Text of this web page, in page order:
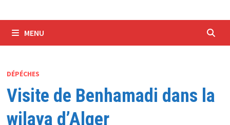
MENU
DÉPÉCHES
Visite de Benhamadi dans la
wilaya d’Alger